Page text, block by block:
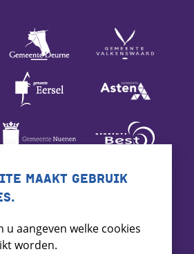
MAAKT GEBRUIK
u aangeven welke cookies
worden.